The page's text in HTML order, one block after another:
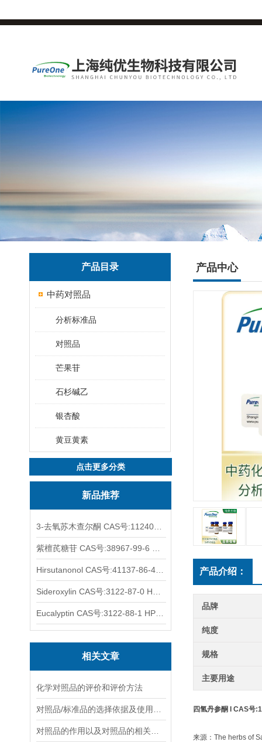
产品目录
中药对照品
分析标准品
对照品
芒果苷
石杉碱乙
银杏酸
黄豆黄素
点击更多分类
新品推荐
相关文章
化学对照品的评价和评价方法
产品中心
产品介绍：
品牌
纯度
规格
主要用途
四氢丹参酮 I CAS号
来源：The herbs of